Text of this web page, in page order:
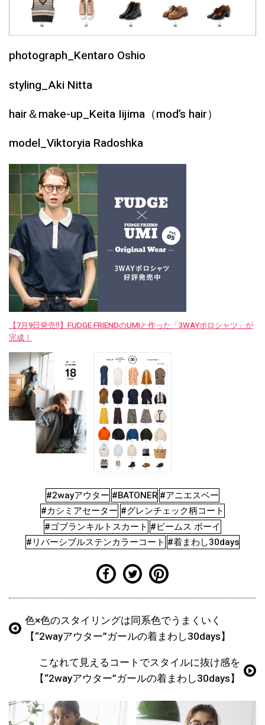
photograph_Kentaro Oshio
styling_Aki Nitta
hair＆make-up_Keita Iijima（mod’s hair）
model_Viktoryia Radoshka
【7月9日発売‼︎】FUDGE FRIENDのUMIと作った「3WAYポロシャツ」が
完成！
#2wayアウター #BATONER #アニエスベー
#カシミアセーター #グレンチェック柄コート
#ゴブランキルトスカート #ビームス ボーイ
#リバーシブルステンカラーコート #着まわし30days
色×色のスタイリングは同系色でうまくいく
【“2wayアウター”ガールの着まわし30days】
こなれて見えるコートでスタイルに抜け感を
【“2wayアウター”ガールの着まわし30days】